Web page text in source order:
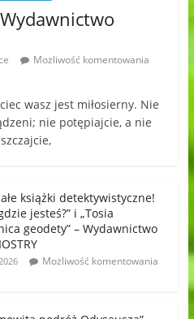
Możliwość komentowania
wasz jest miłosierny. Nie
nie potępiajcie, a nie
książki detektywistyczne!
jesteś?” i „Tosia
geodety” – Wydawnictwo
Możliwość komentowania